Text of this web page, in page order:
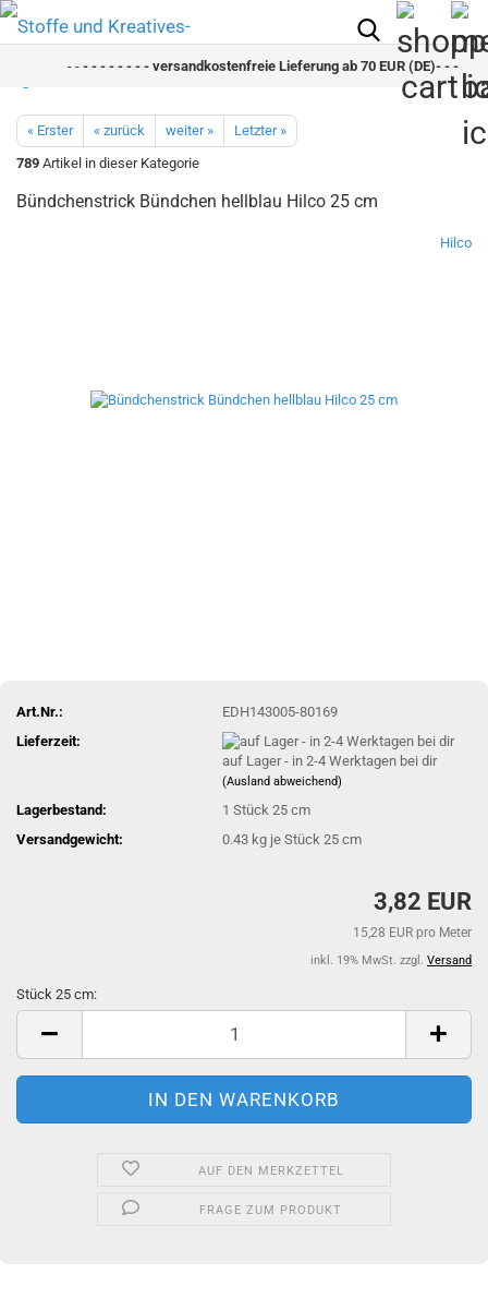
- -- - - - - - - - versandkostenfreie Lieferung ab 70 EUR (DE)- - - - - -
« Erster « zurück weiter »
Letzter »
789 Artikel in dieser Kategorie
Bündchenstrick Bündchen hellblau Hilco 25 cm
Hilco
Art.Nr.:
EDH143005-80169
Lieferzeit:
auf Lager - in 2-4 Werktagen bei dir
(Ausland abweichend)
Lagerbestand: 1Stück 25 cm
Versandgewicht:
0.43 kg je Stück 25 cm
3,82 EUR
15,28 EUR pro Meter
inkl. 19% MwSt. zzgl. Versand
Stück 25 cm:
Stück
cm
AUF DEN MERKZETTEL
FRAGE ZUM PRODUKT